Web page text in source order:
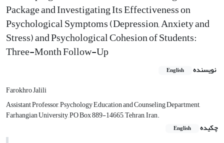
Package and Investigating Its Effectiveness on
Psychological Symptoms (Depression, Anxiety and
Stress) and Psychological Cohesion of Students:
Three-Month Follow-Up
نویسنده English
Farokhro Jalili
Assistant Professor, Psychology Education and Counseling Department,
Farhangian University, PO Box 889-14665, Tehran, Iran.
چکیده
English